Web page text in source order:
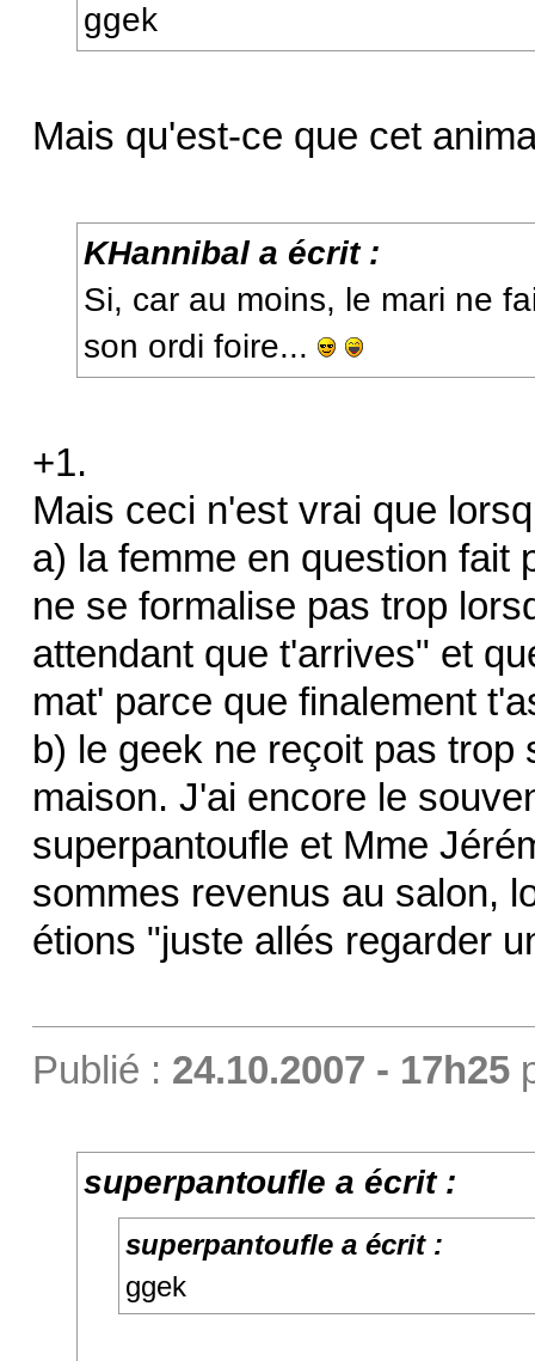
ggek
Mais qu'est-ce que cet
KHannibal a écrit :
Si, car au moins, le mari ne
son ordi foire...
+1.
Mais ceci n'est vrai que
a) la femme en question fait
ne se formalise pas trop
attendant que t'arrives" et
mat' parce que finalement
b) le geek ne reçoit pas
maison. J'ai encore le
superpantoufle et Mme
sommes revenus au salon,
étions "juste allés regarder
Publié : 24.10.2007 - 17h25
superpantoufle a écrit :
superpantoufle a écrit :
ggek